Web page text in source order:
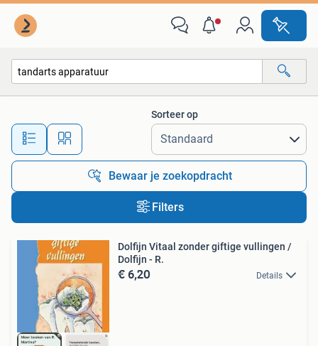
Alle afstanden…
Sorteer op
Bewaar je zoekopdracht
Filters
Dolfijn Vitaal zonder giftige vullingen /
Dolfijn - R.
€ 6,20 Details